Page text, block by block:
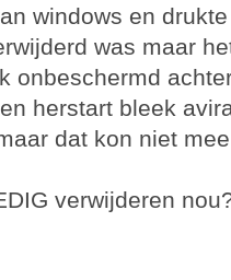
windows en
was maar
onbeschermd
herstart bleek
dat kon niet
verwijderen